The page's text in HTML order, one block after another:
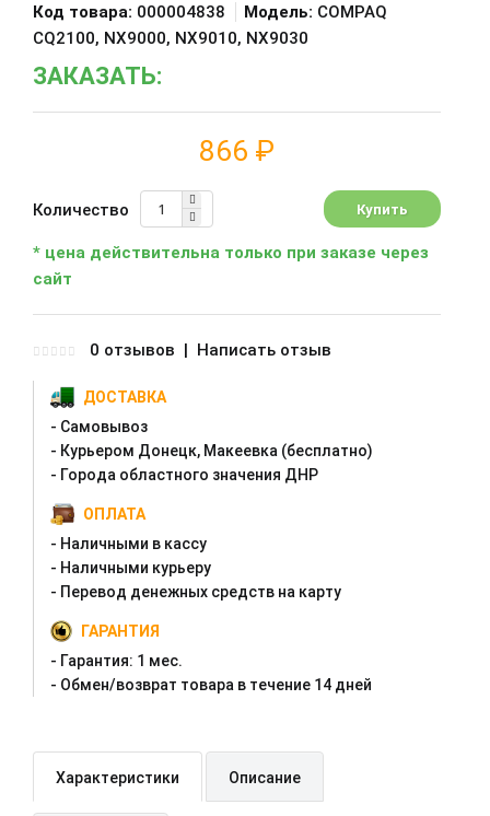
Код товара: 000004838 Модель: COMPAQ
CQ2100, NX9000, NX9010, NX9030
ЗАКАЗАТЬ:
866 ₽
Количество
* цена действительна только при заказе через
сайт
0 отзывов | Написать отзыв
ДОСТАВКА
- Самовывоз
- Курьером Донецк, Макеевка (бесплатно)
- Города областного значения ДНР
ОПЛАТА
- Наличными в кассу
- Наличными курьеру
- Перевод денежных средств на карту
ГАРАНТИЯ
- Гарантия: 1 мес.
- Oбмен/возврат товара в течение 14 дней
Характеристики Описание